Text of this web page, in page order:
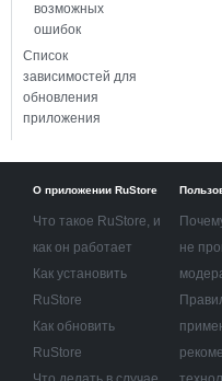
возможных
ошибок
Список
зависимостей для
обновления
приложения
О приложении RuStore
Что такое RuStore, и
как он работает
Как установить
RuStore
Как обновить
RuStore
не